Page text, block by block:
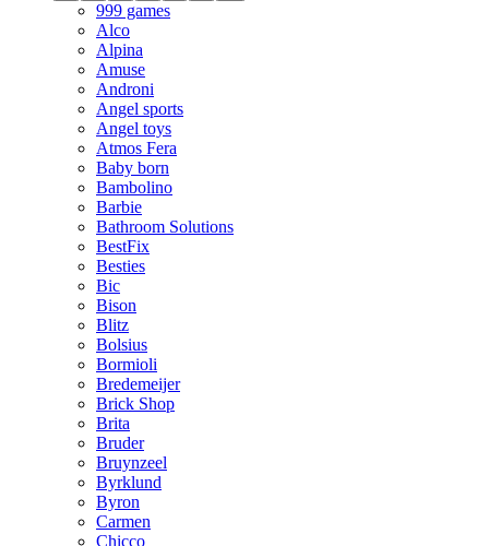
999 games
Alco
Alpina
Amuse
Androni
Angel sports
Angel toys
Atmos Fera
Baby born
Bambolino
Barbie
Bathroom Solutions
BestFix
Besties
Bic
Bison
Blitz
Bolsius
Bormioli
Bredemeijer
Brick Shop
Brita
Bruder
Bruynzeel
Byrklund
Byron
Carmen
Chicco